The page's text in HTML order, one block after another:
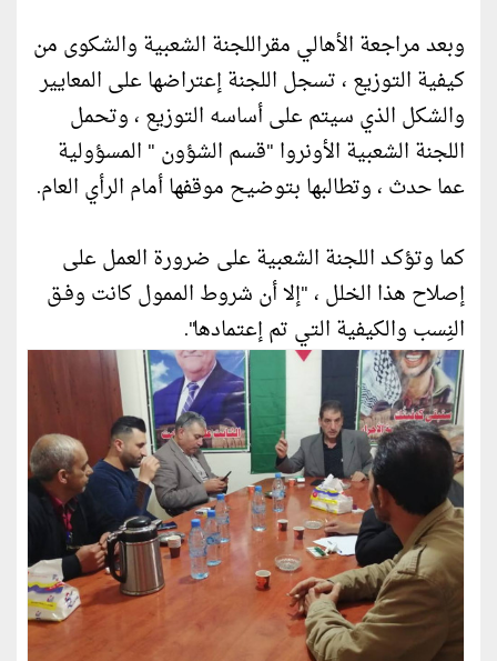
وبعد مراجعة الأهالي مقراللجنة الشعبية والشكوى من
كيفية التوزيع ، تسجل اللجنة إعتراضها على المعايير
والشكل الذي سيتم على أساسه التوزيع ، وتحمل
اللجنة الشعبية الأونروا "قسم الشؤون " المسؤولية
عما حدث ، وتطالبها بتوضيح موقفها أمام الرأي العام.
كما وتؤكـد اللجنة الشعبية على ضرورة العمل على
إصلاح هذا الخلل ، "إلا أن شروط الممول كانت وفـق
النِسب والكيفية التي تم إعتمادها".